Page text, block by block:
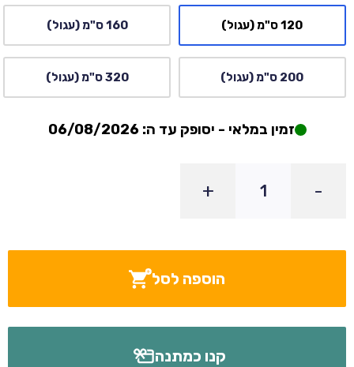
120 ס"מ (עגול) 160 ס"מ (עגול)
200 ס"מ (עגול) 320 ס"מ (עגול)
זמין במלאי - יסופק עד ה: 06/08/2026
-
+
קנו כמתנה
הוספה לסל